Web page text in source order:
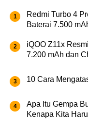
Redmi Turbo 4
Baterai 7.500
iQOO Z11x
7.200 mAh dan
10 Cara
Apa Itu Gempa
Kenapa Kita